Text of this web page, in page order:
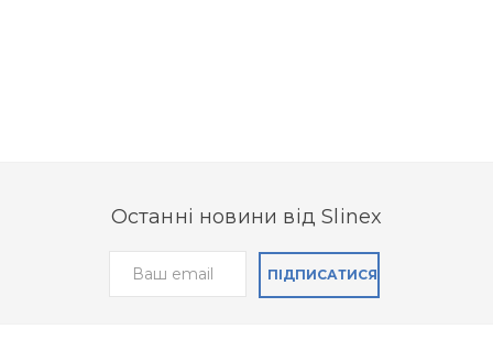
Останні новини від Slinex
ПІДПИСАТИСЯ